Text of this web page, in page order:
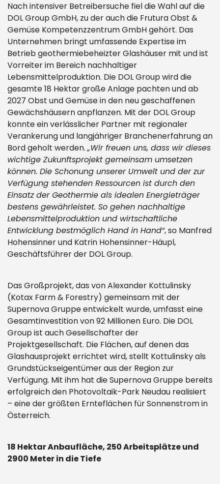
Nach intensiver Betreibersuche fiel die Wahl auf die
DOL Group GmbH, zu der auch die Frutura Obst &
Gemüse Kompetenzzentrum GmbH gehört. Das
Unternehmen bringt umfassende Expertise im
Betrieb geothermiebeheizter Glashäuser mit und ist
Vorreiter im Bereich nachhaltiger
Lebensmittelproduktion. Die DOL Group wird die
gesamte 18 Hektar große Anlage pachten und ab
2027 Obst und Gemüse in den neu geschaffenen
Gewächshäusern anpflanzen. Mit der DOL Group
konnte ein verlässlicher Partner mit regionaler
Verankerung und langjähriger Branchenerfahrung an
Bord geholt werden.„Wir freuen uns, dass wir dieses
wichtige Zukunftsprojekt gemeinsam umsetzen
können. Die Schonung unserer Umwelt und der zur
Verfügung stehenden Ressourcen ist durch den
Einsatz der Geothermie als idealen Energieträger
bestens gewährleistet. So gehen nachhaltige
Lebensmittelproduktion und wirtschaftliche
Entwicklung bestmöglich Hand in Hand“, so Manfred
Hohensinner und Katrin Hohensinner-Häupl,
Geschäftsführer der DOL Group.
Das Großprojekt, das von Alexander Kottulinsky
(Kotax Farm & Forestry) gemeinsam mit der
Supernova Gruppe entwickelt wurde, umfasst eine
Gesamtinvestition von 92 Millionen Euro. Die DOL
Group ist auch Gesellschafter der
Projektgesellschaft. Die Flächen, auf denen das
Glashausprojekt errichtet wird, stellt Kottulinsky als
Grundstückseigentümer aus der Region zur
Verfügung. Mit ihm hat die Supernova Gruppe bereits
erfolgreich den Photovoltaik-Park Neudau realisiert
– eine der größten Ernteflächen für Sonnenstrom in
Österreich.
18 Hektar Anbaufläche, 250 Arbeitsplätze und
2900 Meter in die Tiefe